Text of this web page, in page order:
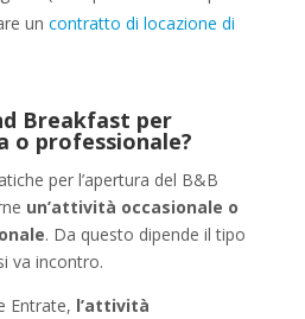
un contratto di locazione di
Breakfast per
professionale?
per l’apertura del B&B
un’attività occasionale o
. Da questo dipende il tipo
va incontro.
Entrate, l’attività